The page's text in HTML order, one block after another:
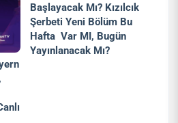
Başlayacak Mı? Kızılcık
Şerbeti Yeni Bölüm Bu
Hafta Var MI, Bugün
Yayınlanacak Mı?